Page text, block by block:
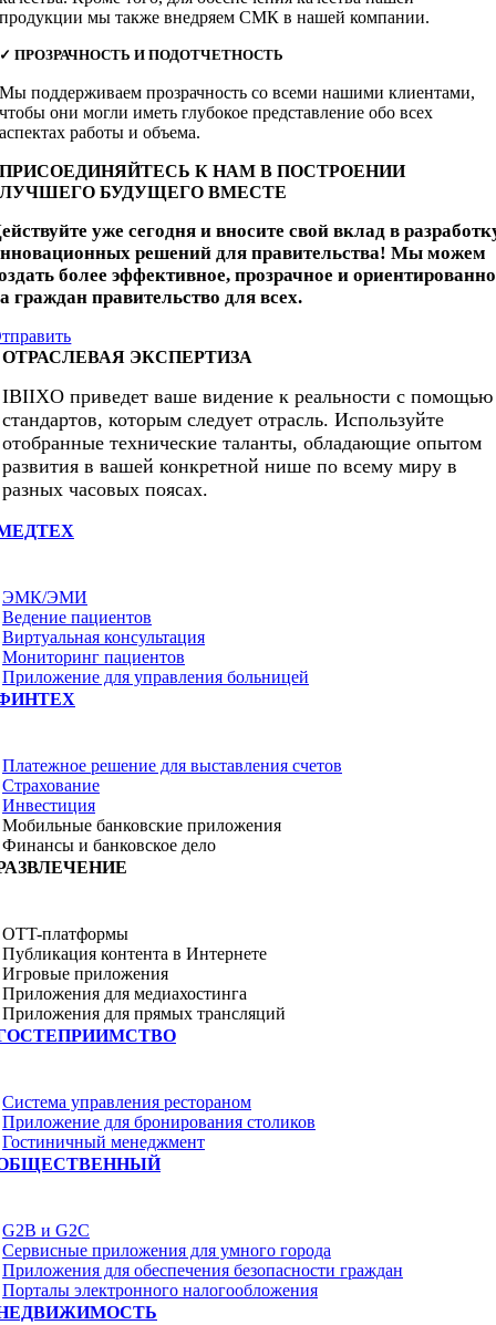
продукции мы также внедряем СМК в нашей компании.
✓ ПРОЗРАЧНОСТЬ И ПОДОТЧЕТНОСТЬ
Мы поддерживаем прозрачность со всеми нашими клиентами,
чтобы они могли иметь глубокое представление обо всех
аспектах работы и объема.
ПРИСОЕДИНЯЙТЕСЬ К НАМ В ПОСТРОЕНИИ
ЛУЧШЕГО БУДУЩЕГО ВМЕСТЕ
уже сегодня и вносите свой вклад в
решений для правительства! Мы можем
более эффективное, прозрачное и
граждан правительство для всех.
ОТРАСЛЕВАЯ ЭКСПЕРТИЗА
IBIIXO приведет ваше видение к реальности с помощью
стандартов, которым следует отрасль. Используйте
отобранные технические таланты, обладающие опытом
развития в вашей конкретной нише по всему миру в
разных часовых поясах.
ЭМК/ЭМИ
Ведение пациентов
Виртуальная консультация
Мониторинг пациентов
Приложение для управления больницей
Платежное решение для выставления счетов
Страхование
Инвестиция
Мобильные банковские приложения
Финансы и банковское дело
OTT-платформы
Публикация контента в Интернете
Игровые приложения
Приложения для медиахостинга
Приложения для прямых трансляций
Система управления рестораном
Приложение для бронирования столиков
Гостиничный менеджмент
G2B и G2C
Сервисные приложения для умного города
Приложения для обеспечения безопасности граждан
Порталы электронного налогообложения